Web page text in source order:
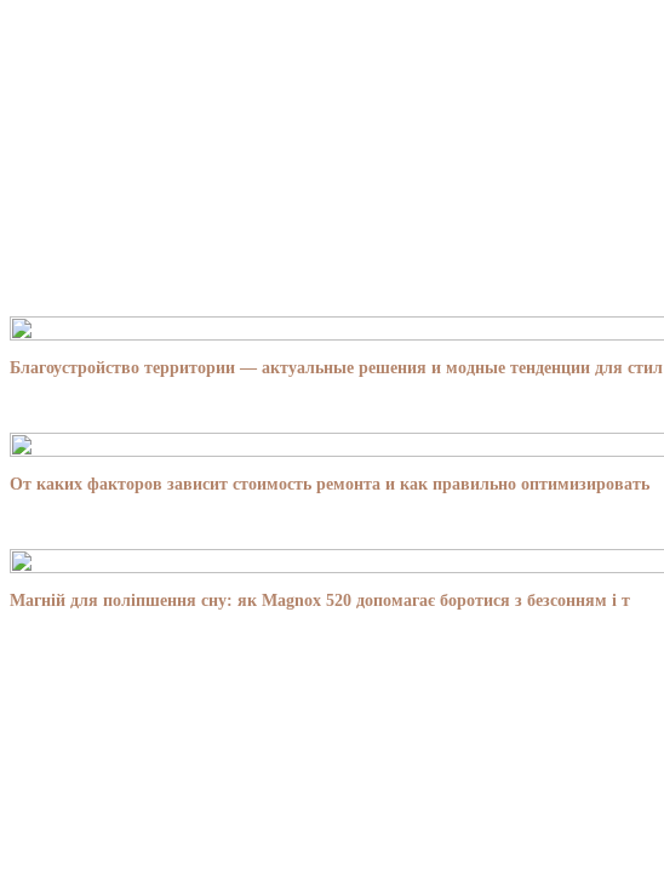
Благоустройство территории — актуальные решения и модные тенденции для стил
От каких факторов зависит стоимость ремонта и как правильно оптимизировать
Магній для поліпшення сну: як Magnox 520 допомагає боротися з безсонням і т